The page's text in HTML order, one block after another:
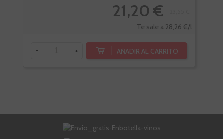
21,20 €
Te sale a 28,26 €/l
- + AÑADIR AL CARRITO